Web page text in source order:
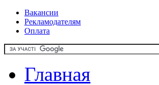
Вакансии
Рекламодателям
Оплата
Главная